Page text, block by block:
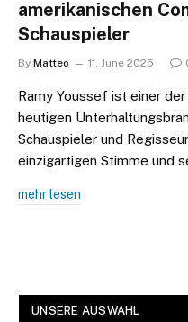
amerikanischen
Schauspieler
By Matteo 11. June 2025
Ramy Youssef ist einer
heutigen
Schauspieler und
einzigartigen Stimme und
mehr lesen
UNSERE AUSWAHL